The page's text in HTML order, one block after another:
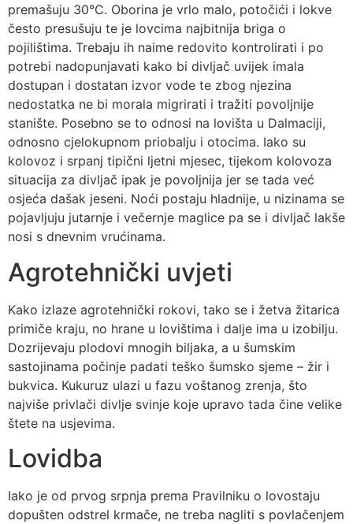
premašuju 30°C. Oborina je vrlo malo, potočići i lokve
često presušuju te je lovcima najbitnija briga o
pojilištima. Trebaju ih naime redovito kontrolirati i po
potrebi nadopunjavati kako bi divljač uvijek imala
dostupan i dostatan izvor vode te zbog njezina
nedostatka ne bi morala migrirati i tražiti povoljnije
stanište. Posebno se to odnosi na lovišta u Dalmaciji,
odnosno cjelokupnom priobalju i otocima. Iako su
kolovoz i srpanj tipični ljetni mjesec, tijekom kolovoza
situacija za divljač ipak je povoljnija jer se tada već
osjeća dašak jeseni. Noći postaju hladnije, u nizinama se
pojavljuju jutarnje i večernje maglice pa se i divljač lakše
nosi s dnevnim vrućinama.
Agrotehnički uvjeti
Kako izlaze agrotehnički rokovi, tako se i žetva žitarica
primiče kraju, no hrane u lovištima i dalje ima u izobilju.
Dozrijevaju plodovi mnogih biljaka, a u šumskim
sastojinama počinje padati teško šumsko sjeme – žir i
bukvica. Kukuruz ulazi u fazu voštanog zrenja, što
najviše privlači divlje svinje koje upravo tada čine velike
štete na usjevima.
Lovidba
Iako je od prvog srpnja prema Pravilniku o lovostaju
dopušten odstrel krmače, ne treba nagliti s povlačenjem